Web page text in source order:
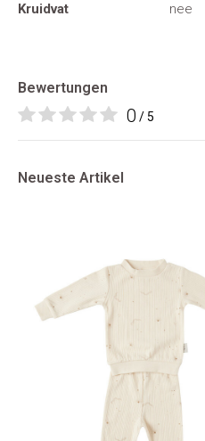
Kruidvat
nee
Bewertungen
0 / 5
Neueste Artikel